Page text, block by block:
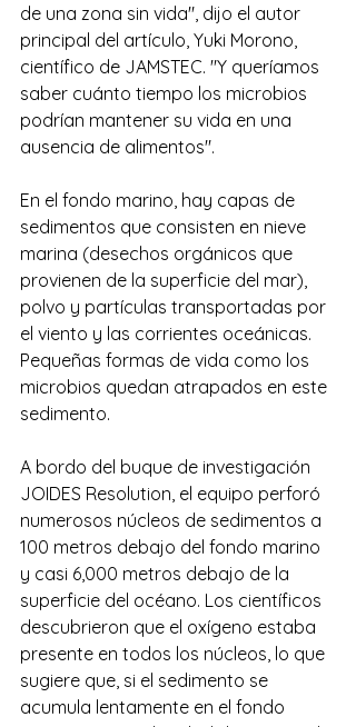
de una zona sin vida", dijo el autor
principal del artículo, Yuki Morono,
científico de JAMSTEC. "Y queríamos
saber cuánto tiempo los microbios
podrían mantener su vida en una
ausencia de alimentos".
En el fondo marino, hay capas de
sedimentos que consisten en nieve
marina (desechos orgánicos que
provienen de la superficie del mar),
polvo y partículas transportadas por
el viento y las corrientes oceánicas.
Pequeñas formas de vida como los
microbios quedan atrapados en este
sedimento.
A bordo del buque de investigación
JOIDES Resolution, el equipo perforó
numerosos núcleos de sedimentos a
100 metros debajo del fondo marino
y casi 6,000 metros debajo de la
superficie del océano. Los científicos
descubrieron que el oxígeno estaba
presente en todos los núcleos, lo que
sugiere que, si el sedimento se
acumula lentamente en el fondo